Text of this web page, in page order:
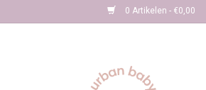
0 Artikelen - €0,00